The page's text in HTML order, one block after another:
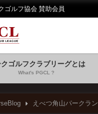
ゴルフ協会 賛助会員
ゴルフクラブリーグとは
What's PGCL ?
えべつ角山パークラ